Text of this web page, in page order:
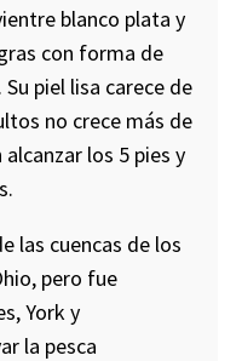
blanco plata y
con forma de
piel lisa carece de
no crece más de
los 5 pies y
las cuencas de los
pero fue
York y
la pesca